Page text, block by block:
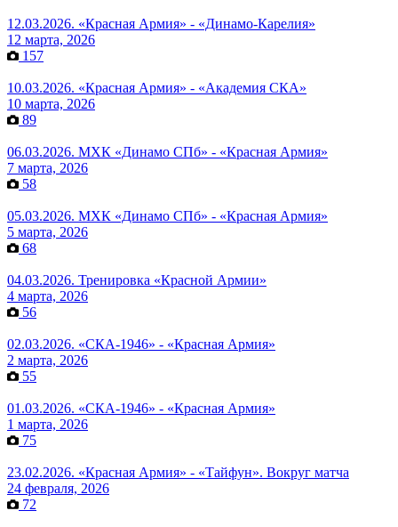
12.03.2026. «Красная Армия» - «Динамо-Карелия»
12 марта, 2026
157
10.03.2026. «Красная Армия» - «Академия СКА»
10 марта, 2026
89
06.03.2026. МХК «Динамо СПб» - «Красная Армия»
7 марта, 2026
58
05.03.2026. МХК «Динамо СПб» - «Красная Армия»
5 марта, 2026
68
04.03.2026. Тренировка «Красной Армии»
4 марта, 2026
56
02.03.2026. «СКА-1946» - «Красная Армия»
2 марта, 2026
55
01.03.2026. «СКА-1946» - «Красная Армия»
1 марта, 2026
75
23.02.2026. «Красная Армия» - «Тайфун». Вокруг матча
24 февраля, 2026
72